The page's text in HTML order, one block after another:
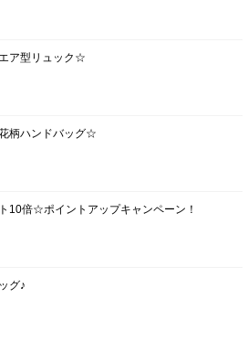
ア型リュック☆
柄ハンドバッグ☆
10倍☆ポイントアップキャンペーン！
グ♪